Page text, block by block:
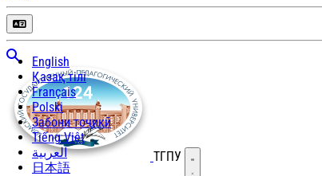
English
Қазақ тілі
Français
Polski
Забони тоҷикӣ
Tiếng Việt
العربية
日本語
ТГПУ Открыть меню